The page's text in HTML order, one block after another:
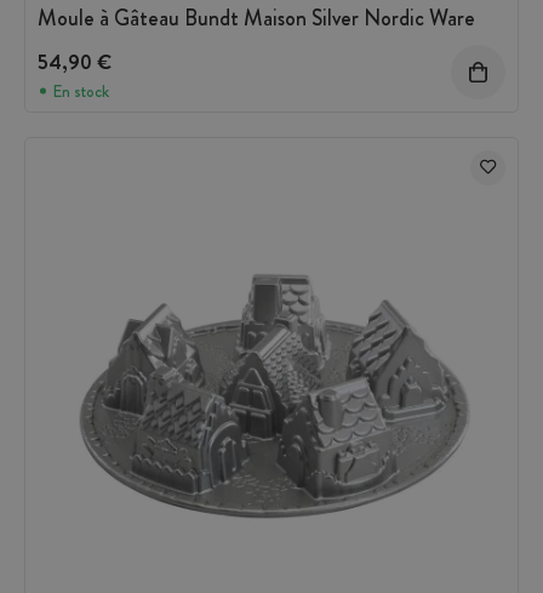
Moule à Gâteau Bundt Maison Silver Nordic Ware
54,90 €
En stock